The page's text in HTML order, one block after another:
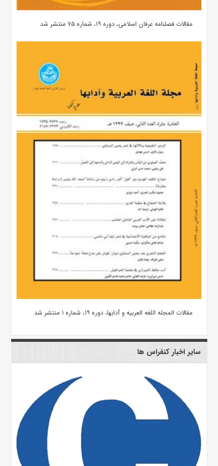
مقالات فصلنامه عرفان اسلامی، دوره ۱۹، شماره ۷۵ منتشر شد
مقالات المجله اللغه العربیه و آدابها، دوره ۱۹، شماره ۱ منتشر شد
سایر اخبار کنفراس ها